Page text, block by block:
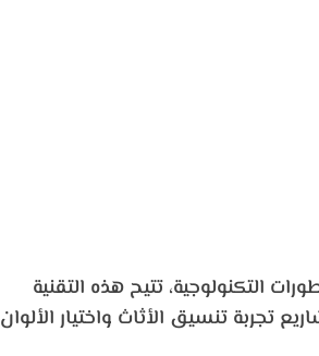
التكنولوجية، تتيح هذه التقنية
تجربة تنسيق الأثاث واختيار الألوان